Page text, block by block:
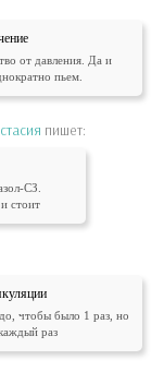
от давления. Да и
пьем.
пишет:
СЗ.
стоит
чтобы было 1 раз, но
раз